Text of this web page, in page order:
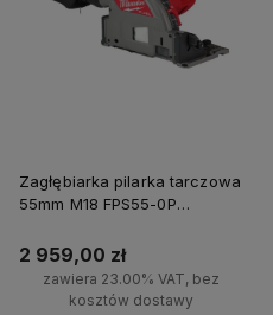
Zagłębiarka pilarka tarczowa
55mm M18 FPS55-0P
2 959,00 zł
zawiera 23.00% VAT, bez
kosztów dostawy